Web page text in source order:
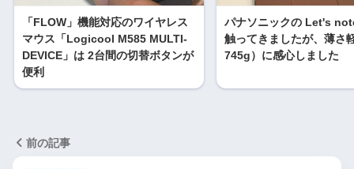
「FLOW」機能対応のワイヤレス
マウス「Logicool M585 MULTI-
DEVICE」は 2台間の切替ボタンが
便利
パナソニックの Let's
触ってきましたが、薄さ
745g）に感心しました
前の記事